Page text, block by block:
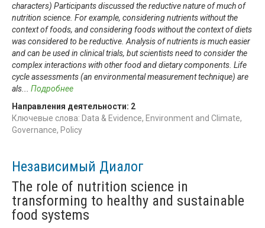
characters) Participants discussed the reductive nature of much of
nutrition science. For example, considering nutrients without the
context of foods, and considering foods without the context of diets
was considered to be reductive. Analysis of nutrients is much easier
and can be used in clinical trials, but scientists need to consider the
complex interactions with other food and dietary components. Life
cycle assessments (an environmental measurement technique) are
als
Подробнее
Направления деятельности: 2
Ключевые слова: Data & Evidence, Environment and Climate,
Governance, Policy
Независимый Диалог
The role of nutrition science in
transforming to healthy and sustainable
food systems